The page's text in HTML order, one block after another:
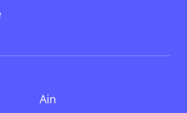
Ain